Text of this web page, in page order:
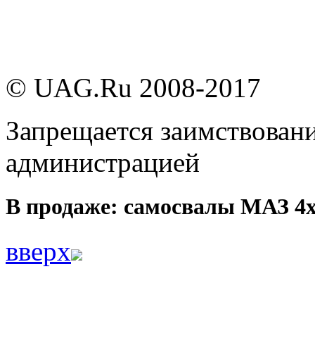
© UAG.Ru 2008-2017
Запрещается
администрацией
В продаже: самосвалы МАЗ
вверх